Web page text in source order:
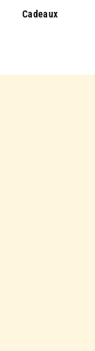
Cadeaux
avec